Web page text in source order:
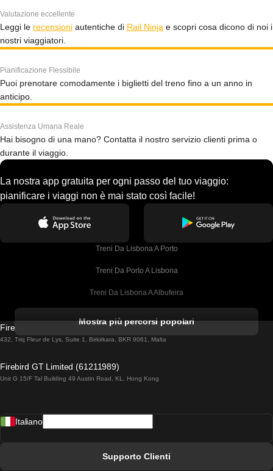
Valutazione eccellente
Leggi le recensioni autentiche di Rail Ninja e scopri cosa dicono di noi i
nostri viaggiatori.
Pianificazione Flessibile
Puoi prenotare comodamente i biglietti del treno fino a un anno in
anticipo.
Assistenza Umana Reale
Hai bisogno di una mano? Contatta il nostro servizio clienti prima o
durante il viaggio.
La nostra app gratuita per ogni passo del tuo viaggio:
pianificare i viaggi non è mai stato così facile!
Treni Da Lisbona A Porto
Treni Da Porto A Lisbona
Treni Da Lisbona A Albufeira
Treni Da Lisbona A Lagos
Treni Da Lisbona A Madrid
Mostra più percorsi popolari
Firebird GT Limited (OC 1451)
432, Triq Fleur de Lys, Suite 1, Birkirkara, BKR 9061, Malta
Firebird GT Limited (61211989)
Unit G 15/F Tal Building 49 Austin Road, KL, Hong Kong
Italiano
Supporto Clienti